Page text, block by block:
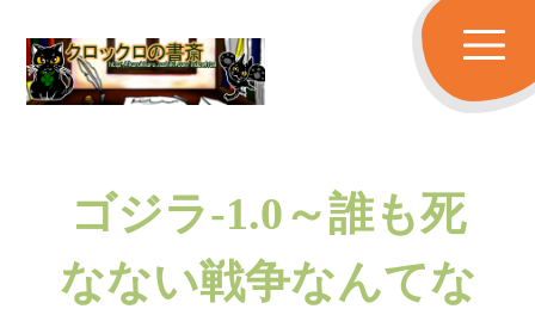
ゴジラ-1.0～誰も死
なない戦争なんてな